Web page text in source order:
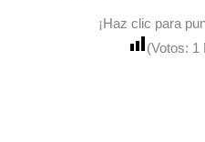
¡Haz clic para
(Votos: 1